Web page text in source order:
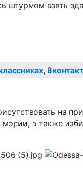
взять
,
на
а также